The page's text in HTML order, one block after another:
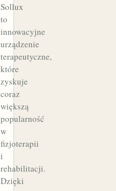
Sollux
to
innowacyjne
urządzenie
terapeutyczne,
które
zyskuje
coraz
większą
popularność
w
fizjoterapii
i
rehabilitacji.
Dzięki